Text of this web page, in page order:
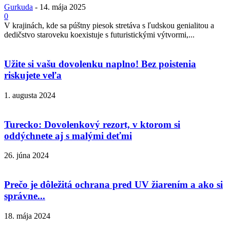
Gurkuda - 14. mája 2025
0
V krajinách, kde sa púštny piesok stretáva s ľudskou genialitou a
dedičstvo staroveku koexistuje s futuristickými výtvormi,...
Užite si vašu dovolenku naplno! Bez poistenia
riskujete veľa
1. augusta 2024
Turecko: Dovolenkový rezort, v ktorom si
oddýchnete aj s malými deťmi
26. júna 2024
Prečo je dôležitá ochrana pred UV žiarením a ako si
správne...
18. mája 2024